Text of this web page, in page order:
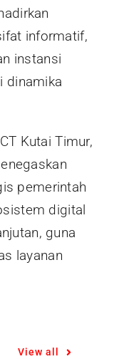
informatif,
instansi
dinamika
Kutai Timur,
pemerintah
digital
guna
layanan
View all